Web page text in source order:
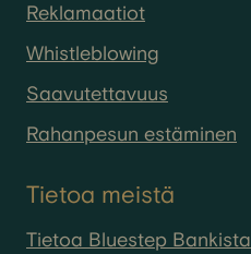
Reklamaatiot
Whistleblowing
Saavutettavuus
Rahanpesun estäminen
Tietoa meistä
Tietoa Bluestep Bankista